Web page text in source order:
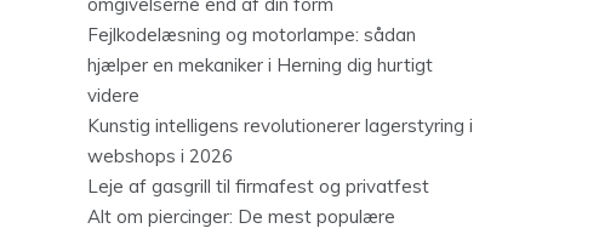
Fejlkodelæsning og motorlampe: sådan
hjælper en mekaniker i Herning dig hurtigt
videre
Kunstig intelligens revolutionerer lagerstyring i
webshops i 2026
Leje af gasgrill til firmafest og privatfest
Alt om piercinger: De mest populære